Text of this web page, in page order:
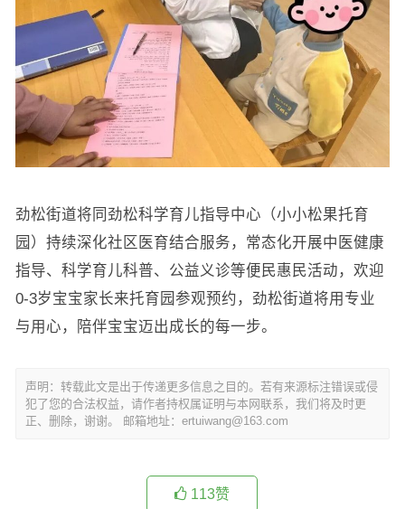
劲松街道将同劲松科学育儿指导中心（小小松果托育
园）持续深化社区医育结合服务，常态化开展中医健康
指导、科学育儿科普、公益义诊等便民惠民活动，欢迎
0-3岁宝宝家长来托育园参观预约，劲松街道将用专业
与用心，陪伴宝宝迈出成长的每一步。
声明：转载此文是出于传递更多信息之目的。若有来源标注错误或侵
犯了您的合法权益，请作者持权属证明与本网联系，我们将及时更
正、删除，谢谢。 邮箱地址：ertuiwang@163.com
113赞